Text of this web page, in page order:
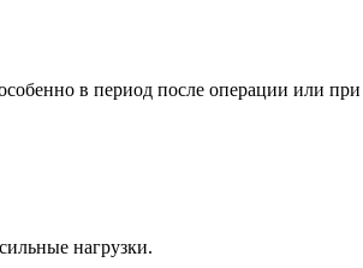
в период после операции или
нагрузки.